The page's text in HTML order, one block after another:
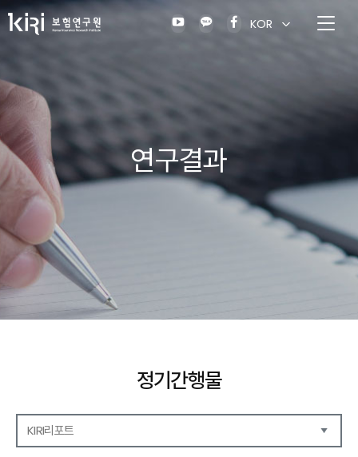
KOR
연구결과
정기간행물
KIRI리포트